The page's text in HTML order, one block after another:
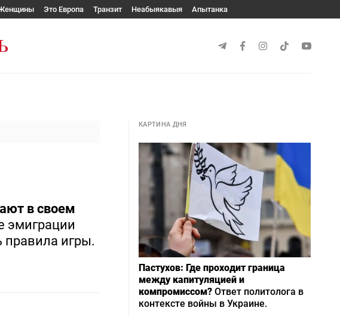
Это Европа Транзит Неабыякавыя Апытанка
в своем
эмиграции
правила игры.
КАРТИНА ДНЯ
Пастухов: Где проходит граница
между капитуляцией и
компромиссом? Ответ политолога в
контексте войны в Украине.